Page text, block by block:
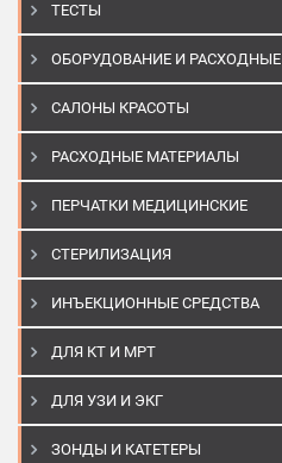
ТЕСТЫ
ОБОРУДОВАНИЕ И
САЛОНЫ КРАСОТЫ
РАСХОДНЫЕ МАТЕРИАЛЫ
ПЕРЧАТКИ МЕДИЦИНСКИЕ
СТЕРИЛИЗАЦИЯ
ИНЪЕКЦИОННЫЕ СРЕДСТВА
ДЛЯ КТ И МРТ
ДЛЯ УЗИ И ЭКГ
ЗОНДЫ И КАТЕТЕРЫ